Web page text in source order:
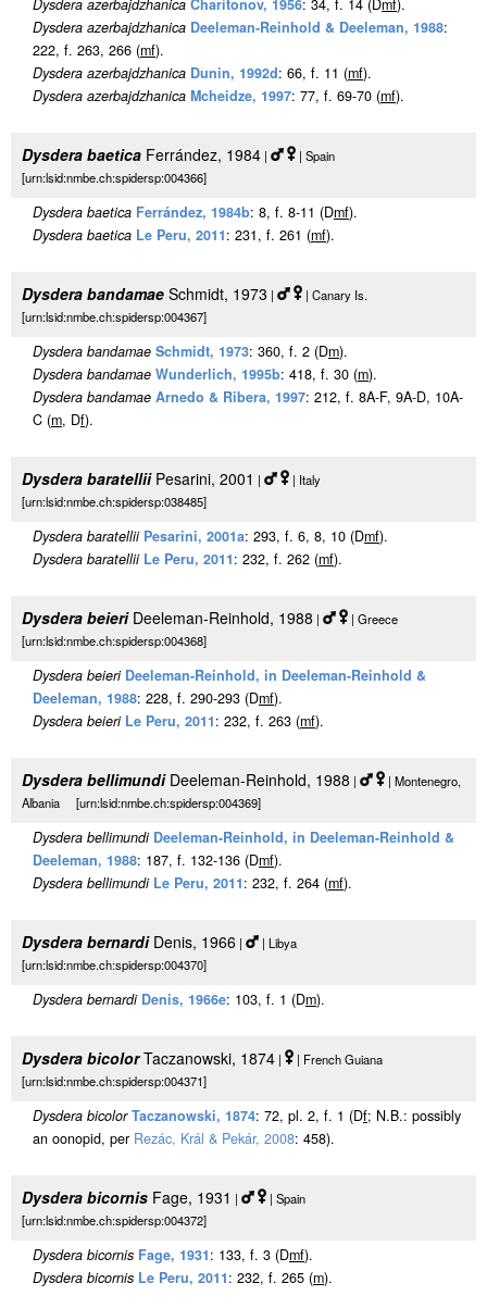
Dysdera azerbajdzhanica Charitonov, 1956: 34, f. 14 (Dmf).
Dysdera azerbajdzhanica Deeleman-Reinhold & Deeleman, 1988:
222, f. 263, 266 (mf).
Dysdera azerbajdzhanica Dunin, 1992d: 66, f. 11 (mf).
Dysdera azerbajdzhanica Mcheidze, 1997: 77, f. 69-70 (mf).
Dysdera baetica Ferrández, 1984 |
| Spain
[urn:lsid:nmbe.ch:spidersp:004366]
Dysdera baetica Ferrández, 1984b: 8, f. 8-11 (Dmf).
Dysdera baetica Le Peru, 2011: 231, f. 261 (mf).
Dysdera bandamae Schmidt, 1973 |
| Canary Is.
[urn:lsid:nmbe.ch:spidersp:004367]
Dysdera bandamae Schmidt, 1973: 360, f. 2 (Dm).
Dysdera bandamae Wunderlich, 1995b: 418, f. 30 (m).
Dysdera bandamae Arnedo & Ribera, 1997: 212, f. 8A-F, 9A-D, 10A-
C (m, Df).
Dysdera baratelliiPesarini, 2001 |
| Italy
[urn:lsid:nmbe.ch:spidersp:038485]
Dysdera baratellii Pesarini, 2001a: 293, f. 6, 8, 10 (Dmf).
Dysdera baratellii Le Peru, 2011: 232, f. 262 (mf).
Dysdera beieriDeeleman-Reinhold, 1988 |
| Greece
[urn:lsid:nmbe.ch:spidersp:004368]
Dysdera beieri Deeleman-Reinhold, in Deeleman-Reinhold &
Deeleman, 1988: 228, f. 290-293 (Dmf).
Dysdera beieri Le Peru, 2011: 232, f. 263 (mf).
Dysdera bellimundiDeeleman-Reinhold, 1988 |
| Montenegro,
Albania [urn:lsid:nmbe.ch:spidersp:004369]
Dysdera bellimundi Deeleman-Reinhold, in Deeleman-Reinhold &
Deeleman, 1988: 187, f. 132-136 (Dmf).
Dysdera bellimundi Le Peru, 2011: 232, f. 264 (mf).
Dysdera bernardiDenis, 1966 |
| Libya
[urn:lsid:nmbe.ch:spidersp:004370]
Dysdera bernardi Denis, 1966e: 103, f. 1 (Dm).
Dysdera bicolorTaczanowski, 1874 |
| French Guiana
[urn:lsid:nmbe.ch:spidersp:004371]
Dysdera bicolor Taczanowski, 1874: 72, pl. 2, f. 1 (Df; N.B.: possibly
an oonopid, per Rezác, Král & Pekár, 2008: 458).
Dysdera bicornis Fage, 1931 |
| Spain
[urn:lsid:nmbe.ch:spidersp:004372]
Dysdera bicornis Fage, 1931: 133, f. 3 (Dmf).
Dysdera bicornis Le Peru, 2011: 232, f. 265 (m).